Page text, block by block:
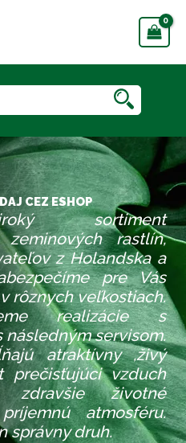
CEZ ESHOP
sortiment
rastlín,
z Holandska a
pre Vás
rôznych veľkostiach.
realizácie s
následným servisom.
atraktívny ,živý
vzduch
zdravšie životné
atmosféru.
správny druh.